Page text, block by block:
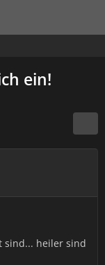
ein!
sind... heiler sind